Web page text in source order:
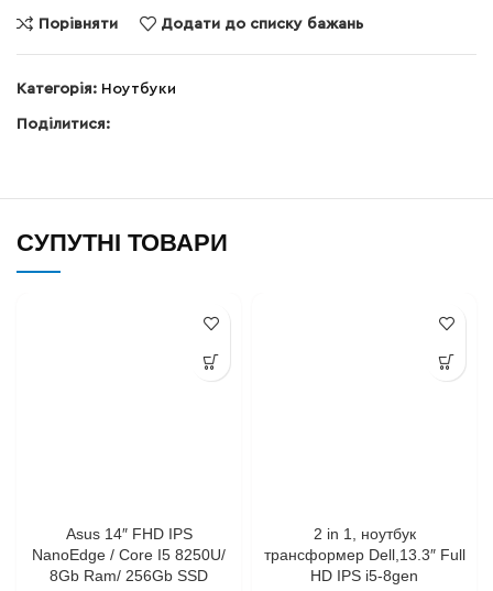
Порівняти Додати до списку бажань
Категорія: Ноутбуки
Поділитися:
СУПУТНІ ТОВАРИ
Asus 14″ FHD IPS
NanoEdge / Core I5 8250U/
8Gb Ram/ 256Gb SSD
2 in 1, ноутбук
трансформер Dell,13.3″ Full
HD IPS i5-8gen